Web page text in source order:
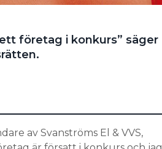
företag i konkurs” säger
av Svanströms El & VVS,